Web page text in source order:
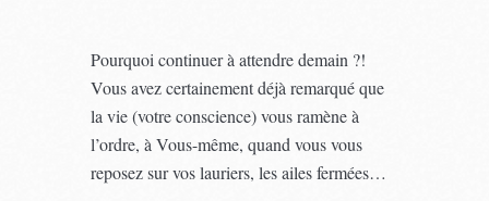
Pourquoi continuer à attendre demain ?!
Vous avez certainement déjà remarqué que
la vie (votre conscience) vous ramène à
l’ordre, à Vous-même, quand vous vous
reposez sur vos lauriers, les ailes fermées…